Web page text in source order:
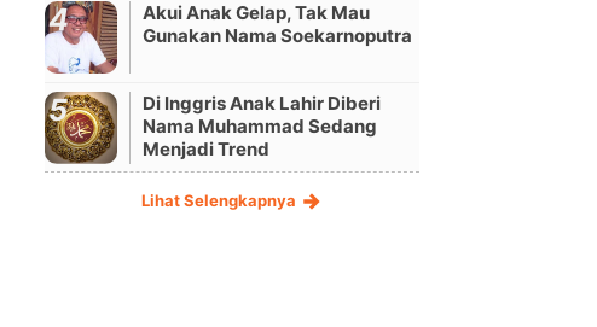
Akui Anak Gelap, Tak Mau
Gunakan Nama Soekarnoputra
Di Inggris Anak Lahir Diberi
Nama Muhammad Sedang
Menjadi Trend
Lihat Selengkapnya